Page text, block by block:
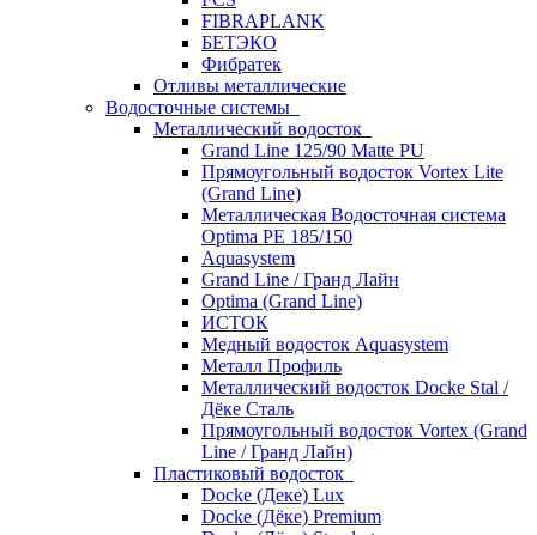
FIBRAPLANK
БЕТЭКО
Фибратек
Отливы металлические
Водосточные системы
Металлический водосток
Grand Line 125/90 Matte PU
Прямоугольный водосток Vortex Lite
(Grand Line)
Металлическая Водосточная система
Optima PE 185/150
Aquasystem
Grand Line / Гранд Лайн
Optima (Grand Line)
ИСТОК
Медный водосток Aquasystem
Металл Профиль
Металлический водосток Docke Stal /
Дёке Сталь
Прямоугольный водосток Vortex (Grand
Line / Гранд Лайн)
Пластиковый водосток
Docke (Деке) Lux
Docke (Дёке) Premium